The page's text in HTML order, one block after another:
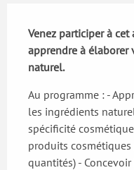
Venez participer à
apprendre à élaborer
naturel.
Au programme : -
les ingrédients
spécificité
produits
quantités) -